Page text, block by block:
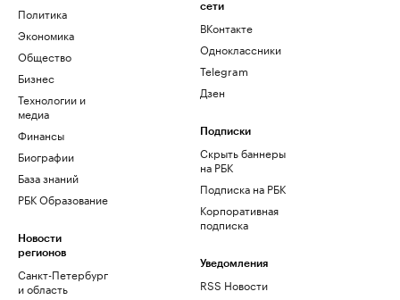
Политика
Экономика
Общество
Бизнес
Технологии и
медиа
Финансы
Биографии
База знаний
РБК Образование
Новости
регионов
Санкт-Петербург
и область
сети
ВКонтакте
Одноклассники
Telegram
Дзен
Подписки
Скрыть баннеры
на РБК
Подписка на РБК
Корпоративная
подписка
Уведомления
RSS Новости